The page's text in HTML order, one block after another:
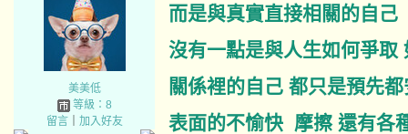
美美低
等級：8
留言｜ 加入好友
而是與真實直接相關的自己
沒有一點是與人生如何爭取
關係裡的自己 都只是預先
表面的不愉快 摩擦 還有各